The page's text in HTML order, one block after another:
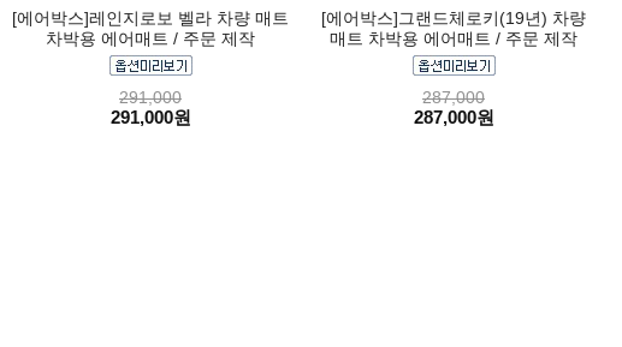
[에어박스]레인지로보 벨라 차량 매트
차박용 에어매트 / 주문 제작
291,000
291,000원
[에어박스]그랜드체로키(19년) 차량
매트 차박용 에어매트 / 주문 제작
287,000
287,000원